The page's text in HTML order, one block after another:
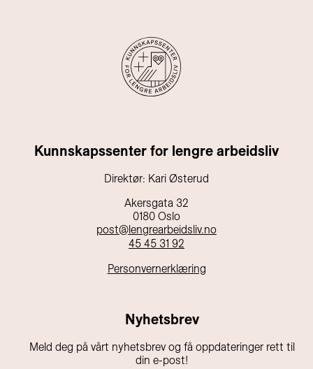
Kunnskapssenter for lengre arbeidsliv
Direktør: Kari Østerud
Akersgata 32
0180 Oslo
post@lengrearbeidsliv.no
45 45 31 92
Personvernerklæring
Nyhetsbrev
Meld deg på vårt nyhetsbrev og få oppdateringer rett til
din e-post!